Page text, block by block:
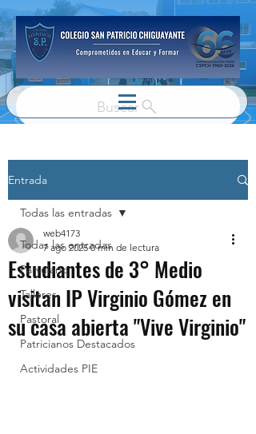
Buscar
Entrada
Todas las entradas
Parvulario
Talleres
Pastoral
Patricianos Destacados
Actividades PIE
Todas las entradas
Estudiantes de 3° Medio
visitan IP Virginio Gómez en
su casa abierta "Vive Virginio"
web4173
7 ago 2025 0 min de lectura